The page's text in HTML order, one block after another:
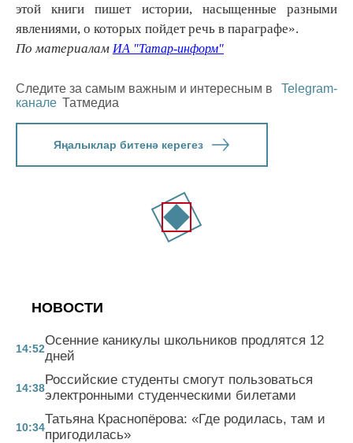
этой книги пишет истории, насыщенные разными
явлениями, о которых пойдет речь в параграфе».
По материалам ИА "Татар-информ"
Следите за самым важным и интересным в
Telegram-
канале Татмедиа
Яңалыклар битенә керегез
НОВОСТИ
14:52
Осенние каникулы школьников продлятся 12
дней
14:38
Российские студенты смогут пользоваться
электронными студенческими билетами
10:34
Татьяна Краснопёрова: «Где родилась, там и
пригодилась»